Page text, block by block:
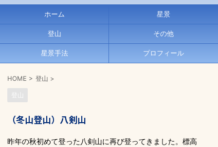
ホーム 星景
登山 その他
星景手法 プロフィール
HOME > 登山 >
登山
（冬山登山）八剣山
昨年の秋初めて登った八剣山に再び登ってきました。標高